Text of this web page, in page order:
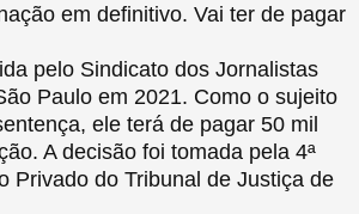
em definitivo. Vai ter de pagar
pelo Sindicato dos Jornalistas
Paulo em 2021. Como o sujeito
ele terá de pagar 50 mil
A decisão foi tomada pela 4ª
Privado do Tribunal de Justiça de